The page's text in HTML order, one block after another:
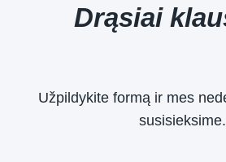
Drąsiai
Užpildykite formą ir mes
susisieksime.